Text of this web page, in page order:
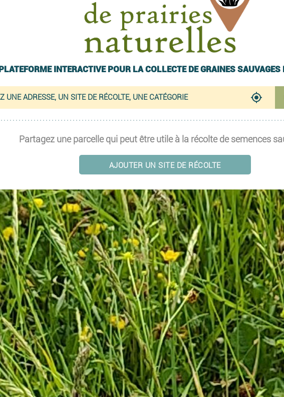
PLATEFORME INTERACTIVE POUR LA COLLECTE DE GRAINES SAUVAGES
Partagez une parcelle qui peut être utile à la récolte de semences
AJOUTER UN SITE DE RÉCOLTE